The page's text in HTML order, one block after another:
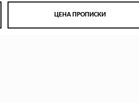
ЦЕНА ПРОПИСКИ